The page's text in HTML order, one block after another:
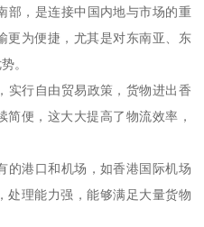
部，是连接中国内地与市场的重
更为便捷，尤其是对东南亚、东
。
实行自由贸易政策，货物进出香
便，这大大提高了物流效率，
的港口和机场，如香港国际机场
处理能力强，能够满足大量货物